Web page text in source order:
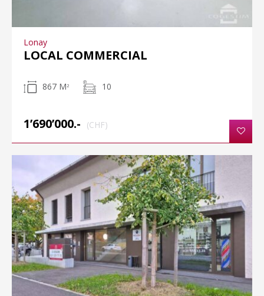
Lonay
LOCAL COMMERCIAL
867 M 2 10
1’690’000.- (CHF)